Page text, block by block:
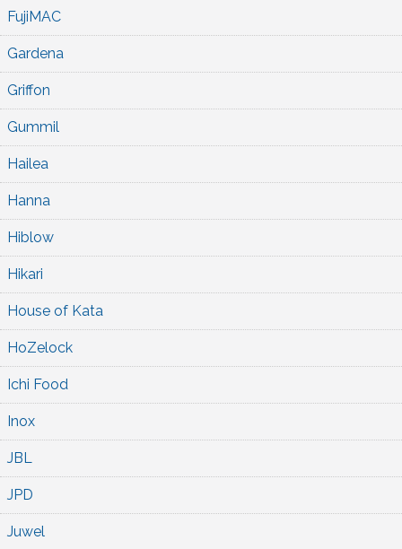
FujiMAC
Gardena
Griffon
Gummil
Hailea
Hanna
Hiblow
Hikari
House of Kata
HoZelock
Ichi Food
Inox
JBL
JPD
Juwel